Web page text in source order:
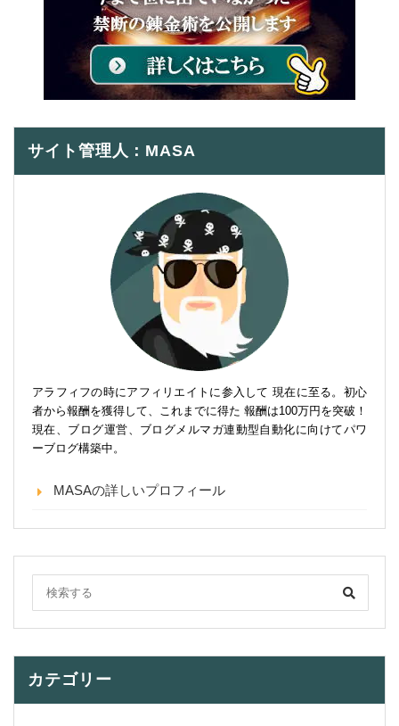
サイト管理人：MASA
アラフィフの時にアフィリエイトに参入して 現在に至る。初心
者から報酬を獲得して、これまでに得た 報酬は100万円を突破！
現在、ブログ運営、ブログメルマガ連動型自動化に向けてパワ
ーブログ構築中。
MASAの詳しいプロフィール
カテゴリー